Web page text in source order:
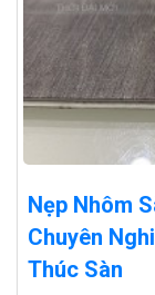
Nẹp Nhôm
Chuyên
Thúc Sàn